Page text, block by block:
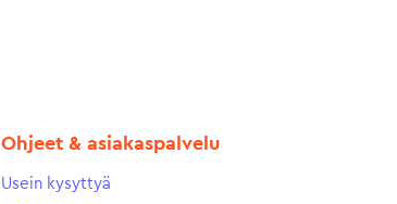
Ohjeet & asiakaspalvelu
Usein kysyttyä